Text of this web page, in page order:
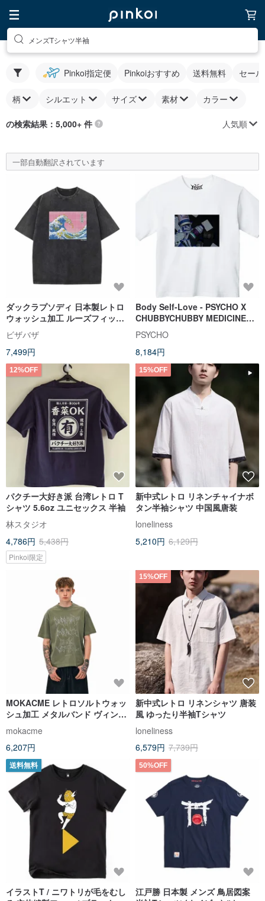
メンズTシャツ半袖
Pinkoi指定便 Pinkoiおすすめ 送料無料 セー
柄 シルエット サイズ 素材 カラー
の検索結果：5,000+ 件 人気順
一部自動翻訳されています
ダックラプソディ 日本製レトロ
ウォッシュ加工 ルーズフィット
半袖Tシャツシリーズ ブラック
ビザバザ
7,499円
Body Self-Love - PSYCHO X
CHUBBYCHUBBY MEDICINE
TEE
PSYCHO
8,184円
12%OFF
パクチー大好き派 台湾レトロ T
シャツ 5.6oz ユニセックス 半袖
林スタジオ
4,786円 5,438円
Pinkoi限定
15%OFF
新中式レトロ リネンチャイナボ
タン半袖シャツ 中国風唐装
loneliness
5,210円 6,129円
MOKACME レトロソルトウォッ
シュ加工 メタルバンド ヴィンテ
ージフォントプリント 純綿半袖T
シャツ メンズ・レディース
mokacme
6,207円
15%OFF
新中式レトロ リネンシャツ 唐装
風 ゆったり半袖Tシャツ
loneliness
6,579円 7,739円
送料無料
イラストT / ニワトリが毛をむし
50%OFF
江戸勝 日本製 メンズ 鳥居図案